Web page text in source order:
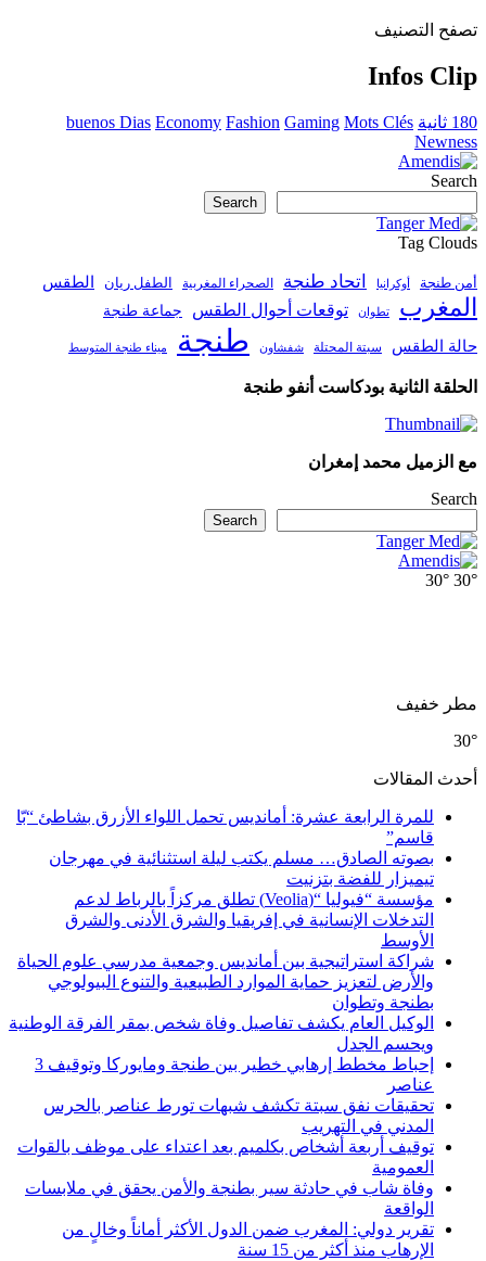
تصفح التصنيف
Infos Clip
180 ثانية buenos Dias Economy Fashion Gaming Mots Clés
Newness
Search
Search
Tag Clouds
أمن طنجة أوكرانيا اتحاد طنجة الصحراء المغربية الطفل ريان الطقس
المغرب تطوان توقعات أحوال الطقس جماعة طنجة
حالة الطقس سبتة المحتلة شفشاون طنجة ميناء طنجة المتوسط
الحلقة الثانية بودكاست أنفو طنجة
مع الزميل محمد إمغران
Search
Search
30°
30°
مطر خفيف
30°
أحدث المقالات
للمرة الرابعة عشرة: أمانديس تحمل اللواء الأزرق بشاطئ “بّا
قاسم”
بصوته الصادق… مسلم يكتب ليلة استثنائية في مهرجان
تيميزار للفضة بتزنيت
مؤسسة “فيوليا “(Veolia) تطلق مركزاً بالرباط لدعم
التدخلات الإنسانية في إفريقيا والشرق الأدنى والشرق
الأوسط
شراكة استراتيجية بين أمانديس وجمعية مدرسي علوم الحياة
والأرض لتعزيز حماية الموارد الطبيعية والتنوع البيولوجي
بطنجة وتطوان
الوكيل العام يكشف تفاصيل وفاة شخص بمقر الفرقة الوطنية
ويحسم الجدل
إحباط مخطط إرهابي خطير بين طنجة ومايوركا وتوقيف 3
عناصر
تحقيقات نفق سبتة تكشف شبهات تورط عناصر بالحرس
المدني في التهريب
توقيف أربعة أشخاص بكلميم بعد اعتداء على موظف بالقوات
العمومية
وفاة شاب في حادثة سير بطنجة والأمن يحقق في ملابسات
الواقعة
تقرير دولي: المغرب ضمن الدول الأكثر أماناً وخالٍ من
الإرهاب منذ أكثر من 15 سنة